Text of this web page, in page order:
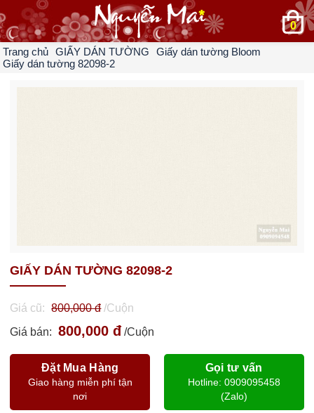
0
Trang chủ GIẤY DÁN TƯỜNG
Giấy dán tường Bloom
Giấy dán tường 82098-2
GIẤY DÁN TƯỜNG 82098-2
Giá cũ: 800,000 đ/Cuộn
Giá bán:
800,000 đ /Cuộn
Đặt Mua Hàng
Giao hàng miễn phí tận
nơi
Gọi tư vấn
Hotline: 0909095458
(Zalo)